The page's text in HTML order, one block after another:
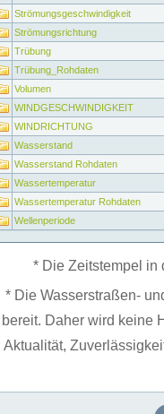
Strömungsgeschwindigkeit
Strömungsrichtung
Trübung
Trübung_Rohdaten
Volumen
WINDGESCHWINDIGKEIT
WINDRICHTUNG
Wasserstand
Wasserstand Rohdaten
Wassertemperatur
Wassertemperatur Rohdaten
Wellenperiode
* Die Zeitstempel in
* Die Wasserstraßen-
bereit. Daher wird keine
Aktualität,